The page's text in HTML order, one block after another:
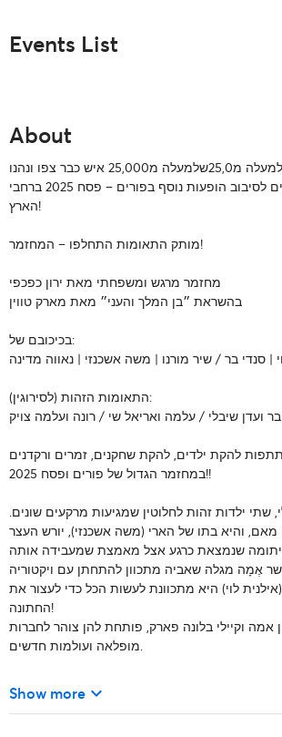
Events List
About
לאור הביקוש חוזרים לסיבוב הופעות נוסף בפורים – פסח 2025 ברחבי
הארץ!
מותק התאומות התחלפו – המחזמר!
מחזמר מרגש ומשפחתי מאת ירון כפכפי
בהשראת ״בן המלך והעני״ מאת מארק טווין
בכיכובם של:
| סנדי בר / שיר מורנו | משה אשכנזי | נאווה מדינה
התאומות הזהות (לסירוגין):
בר ועדן שיבלי / עלמה ואריאל שי / רונה ועלמה צויק
להקת ילדים, להקת שחקנים, זמרים ורקדנים
במחזמר הגדול של פורים ופסח 2025!!
שתי ילדות זהות לחלוטין שמגיעות מרקעים שונים.
והיא בתו של הארי (משה אשכנזי), יורש העצר
יתומה שנמצאת כרגע אצל מאמצת שמעבידה אותה
אֶמָה מגלה שאביה מתכוון להתחתן עם ויקטוריה
לוי) היא מתכוונת לעשות הכל כדי לעצור את
החתונה!
אמה וקיילי בלונה פארק, פותחת להן צוהר לחברות
מופלאה ועולמות חדשים.
Show more keyboard_arrow_down